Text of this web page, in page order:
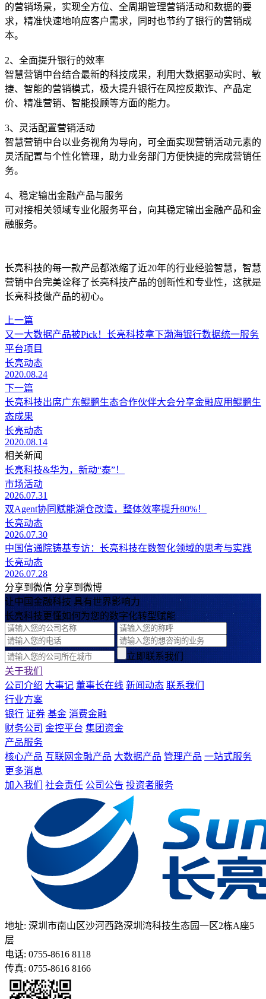
的营销场景，实现全方位、全周期管理营销活动和数据的要
求，精准快速地响应客户需求，同时也节约了银行的营销成
本。
2、全面提升银行的效率
智慧营销中台结合最新的科技成果，利用大数据驱动实时、敏
捷、智能的营销模式，极大提升银行在风控反欺诈、产品定
价、精准营销、智能投顾等方面的能力。
3、灵活配置营销活动
智慧营销中台以业务视角为导向，可全面实现营销活动元素的
灵活配置与个性化管理，助力业务部门方便快捷的完成营销任
务。
4、稳定输出金融产品与服务
可对接相关领域专业化服务平台，向其稳定输出金融产品和金
融服务。
长亮科技的每一款产品都浓缩了近20年的行业经验智慧，智慧
营销中台完美诠释了长亮科技产品的创新性和专业性，这就是
长亮科技做产品的初心。
上一篇
又一大数据产品被Pick！长亮科技拿下渤海银行数据统一服务
平台项目
长亮动态
2020.08.24
下一篇
长亮科技出席广东鲲鹏生态合作伙伴大会分享金融应用鲲鹏生
态成果
长亮动态
2020.08.14
相关新闻
长亮科技&华为，新动“泰”！
市场活动
2026.07.31
双Agent协同赋能湖仓改造，整体效率提升80%！
长亮动态
2026.07.30
中国信通院铸基专访：长亮科技在数智化领域的思考与实践
长亮动态
2026.07.28
分享到微信 分享到微博
让中国金融科技 具有世界影响力
长亮科技更懂如何为您的数字化转型赋能
立即联系我们
关于我们
公司介绍 大事记 董事长在线 新闻动态 联系我们
行业方案
银行 证券 基金 消费金融
财务公司 金控平台 集团资金
产品服务
核心产品 互联网金融产品 大数据产品 管理产品 一站式服务
更多消息
加入我们
社会责任 公司公告 投资者服务
地址: 深圳市南山区沙河西路深圳湾科技生态园一区2栋A座5
层
电话: 0755-8616 8118
传真: 0755-8616 8166